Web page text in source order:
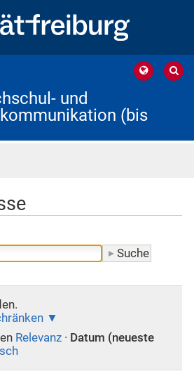
und
(bis
Relevanz · Datum (neueste